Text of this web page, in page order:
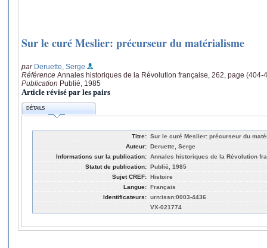
Sur le curé Meslier: précurseur du matérialisme
par Deruette, Serge
Référence Annales historiques de la Révolution française, 262, page (404-
Publication Publié, 1985
Article révisé par les pairs
DÉTAILS
Titre: Sur le curé Meslier: précurseur du
Auteur: Deruette, Serge
Informations sur la publication: Annales historiques de la Révolution
Statut de publication: Publié, 1985
Sujet CREF: Histoire
Langue: Français
Identificateurs: urn:issn:0003-4436
VX-021774